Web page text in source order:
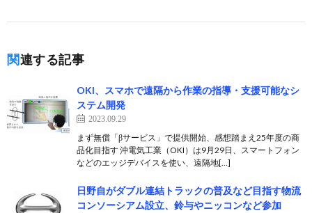
関連する記事
OKI、スマホで遠隔から作業の指導・支援可能なシ
ステム開発
2023.09.29
まず無償「βサービス」で提供開始、感想踏まえ25年度の商
品化目指す 沖電気工業（OKI）は9月29日、スマートフォン
などのエッジデバイスを使い、遠隔地[…]
日野自がダブル連結トラックの普及など目指す物流
コンソーシアム設立、鈴与やニッコンなど参加